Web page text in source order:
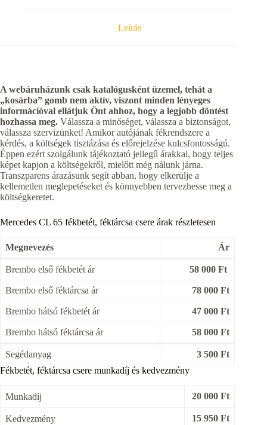
Leírás
A webáruházunk csak katalógusként üzemel, tehát a
„kosárba” gomb nem aktív, viszont minden lényeges
információval ellátjuk Önt ahhoz, hogy a legjobb döntést
hozhassa meg. Válassza a minőséget, válassza a biztonságot,
válassza szervizünket! Amikor autójának fékrendszere a
kérdés, a költségek tisztázása és előrejelzése kulcsfontosságú.
Éppen ezért szolgálunk tájékoztató jellegű árakkal, hogy teljes
képet kapjon a költségekről, mielőtt még nálunk járna.
Transzparens árazásunk segít abban, hogy elkerülje a
kellemetlen meglepetéseket és könnyebben tervezhesse meg a
költségkeretet.
Mercedes CL 65 fékbetét, féktárcsa csere árak részletesen
Megnevezés Ár
Brembo első fékbetét ár 58 000 Ft
Brembo első féktárcsa ár 78 000 Ft
Brembo hátsó fékbetét ár 47 000 Ft
Brembo hátsó féktárcsa ár 58 000 Ft
Segédanyag
3 500 Ft
Fékbetét, féktárcsa csere munkadíj és kedvezmény
Munkadíj 20 000 Ft
Kedvezmény 15 950 Ft